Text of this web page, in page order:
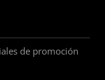
de promoción